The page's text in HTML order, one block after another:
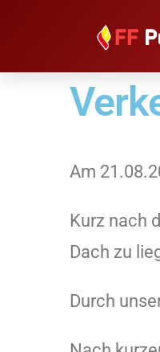
Am
Kurz nach
Dach zu
Durch